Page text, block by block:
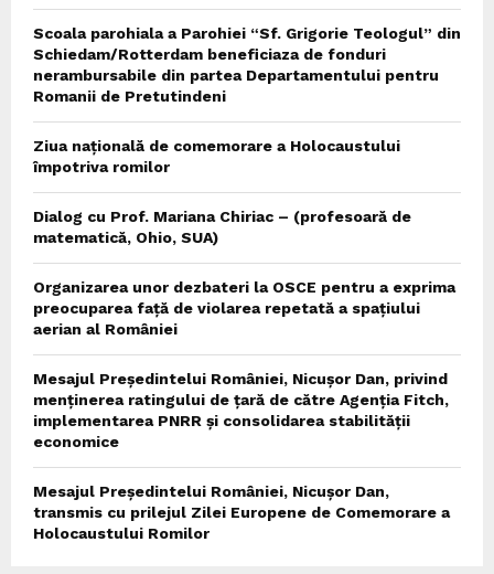
Scoala parohiala a Parohiei “Sf. Grigorie Teologul” din
Schiedam/Rotterdam beneficiaza de fonduri
nerambursabile din partea Departamentului pentru
Romanii de Pretutindeni
Ziua națională de comemorare a Holocaustului
împotriva romilor
Dialog cu Prof. Mariana Chiriac – (profesoară de
matematică, Ohio, SUA)
Organizarea unor dezbateri la OSCE pentru a exprima
preocuparea față de violarea repetată a spațiului
aerian al României
Mesajul Președintelui României, Nicușor Dan, privind
menținerea ratingului de țară de către Agenția Fitch,
implementarea PNRR și consolidarea stabilității
economice
Mesajul Președintelui României, Nicușor Dan,
transmis cu prilejul Zilei Europene de Comemorare a
Holocaustului Romilor